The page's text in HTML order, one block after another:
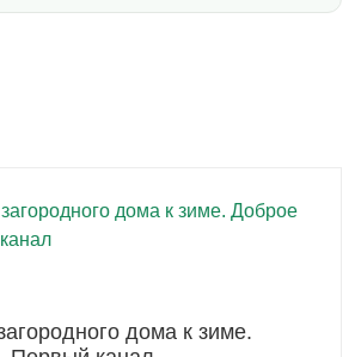
дома к зиме.